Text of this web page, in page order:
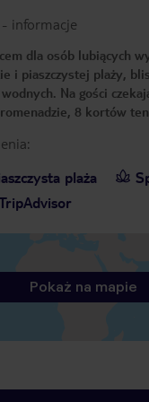
- informacje
dla osób lubiących
i piaszczystej plaży,
Na gości
8 kortów
plaża
Pokaż na mapie